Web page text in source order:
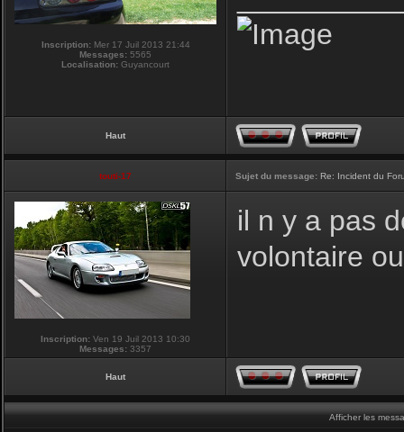
Inscription:Mer 17 Juil 2013 21:44
Messages: 5565
Localisation: Guyancourt
Haut
touti-17 Sujet du message: Re: Incident du
Inscription: Ven 19 Juil 2013 10:30
Messages: 3357
il n y a pas
volontaire
Haut
Afficher les